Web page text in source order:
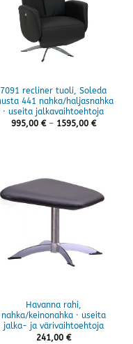
7091 recliner tuoli, Soleda
441 nahka/haljasnahka
· useita jalkavaihtoehtoja
995,00 € – 1595,00 €
Havanna rahi,
nahka/keinonahka · useita
jalka- ja värivaihtoehtoja
241,00 €